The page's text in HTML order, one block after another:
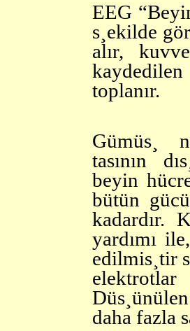
EEG
s¸ekilde
alır,
toplanır.
Gümüs¸
tasının
beyin
bütün
kadardır.
yardımı
edilmis¸tir
elektrotlar
daha fazla